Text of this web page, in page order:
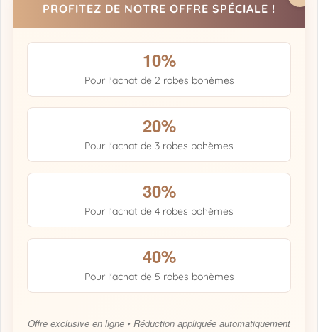
PROFITEZ DE NOTRE OFFRE SPÉCIALE !
10%
Pour l'achat de 2 robes bohèmes
20%
Pour l'achat de 3 robes bohèmes
30%
Pour l'achat de 4 robes bohèmes
40%
Pour l'achat de 5 robes bohèmes
Offre exclusive en ligne • Réduction appliquée automatiquement